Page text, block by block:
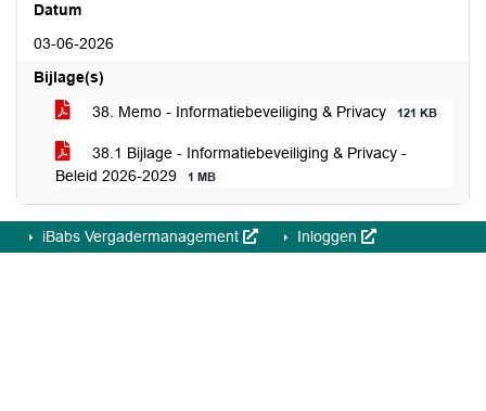
Datum
03-06-2026
Bijlage(s)
38. Memo - Informatiebeveiliging & Privacy
121 KB
38.1 Bijlage - Informatiebeveiliging & Privacy -
Beleid 2026-2029
1 MB
iBabs Vergadermanagement Inloggen